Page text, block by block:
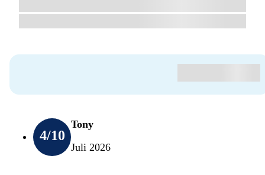
4/10
Tony
Juli 2026